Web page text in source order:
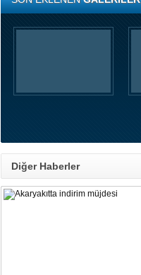
Diğer Haberler